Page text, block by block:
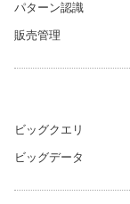
パターン認識
販売管理
ビッグクエリ
ビッグデータ